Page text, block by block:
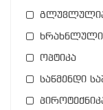
ოპტიკა
საწმენდი